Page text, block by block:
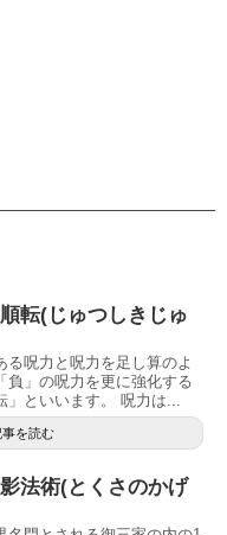
転(じゅつしきじゅ
る呪力と呪力を足し算のよ
負」の呪力を更に強化する
」といいます。 呪力は...
事を読む
法術(とくさのかげ